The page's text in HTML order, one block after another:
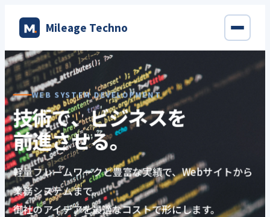
ス
キ
ッ
プ
Mileage Techno
WEB SYSTEM DEVELOPMENT
技術で、ビジネスを
前進させる。
軽量フレームワークと豊富な実績で、Webサイトから
業務システムまで。
御社のアイデアを最適なコストで形にします。